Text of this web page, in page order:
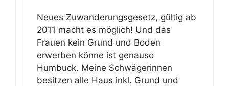
Neues Zuwanderungsgesetz, gültig ab
2011 macht es möglich! Und das
Frauen kein Grund und Boden
erwerben könne ist genauso
Humbuck. Meine Schwägerinnen
besitzen alle Haus inkl. Grund und